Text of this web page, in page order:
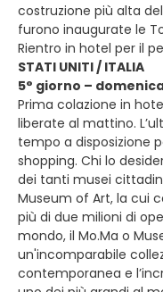
costruzione più alta
furono inaugurate le
Rientro in hotel per il
STATI UNITI / ITALIA
5° giorno –
Prima colazione in
liberate al mattino.
tempo a disposizione
shopping. Chi lo
dei tanti musei
Museum of Art, la cui
più di due milioni di
mondo, il Mo.Ma o
un'incomparabile
contemporanea e